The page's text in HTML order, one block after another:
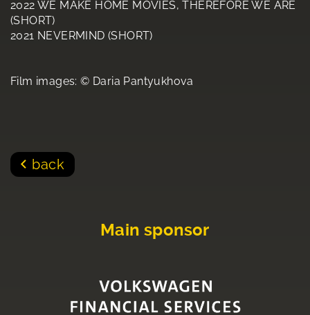
2022 WE MAKE HOME MOVIES, THEREFORE WE ARE
(SHORT)
2021 NEVERMIND (SHORT)
Film images: © Daria Pantyukhova
back
Main sponsor